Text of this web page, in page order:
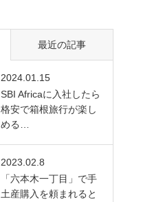
最近の記事
2024.01.15
SBI Africaに入社したら
格安で箱根旅行が楽し
める…
2023.02.8
「六本木一丁目」で手
土産購入を頼まれると